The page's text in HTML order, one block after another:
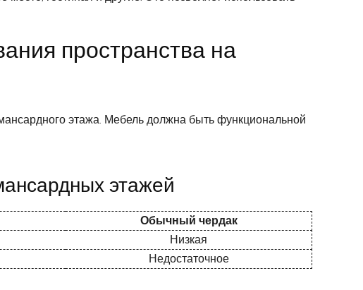
пространства на
этажа. Мебель должна быть функциональной
этажей
Обычный чердак
Низкая
Недостаточное